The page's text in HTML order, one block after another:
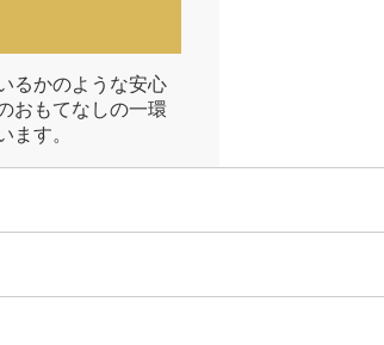
るかのような安心
おもてなしの一環
ます。